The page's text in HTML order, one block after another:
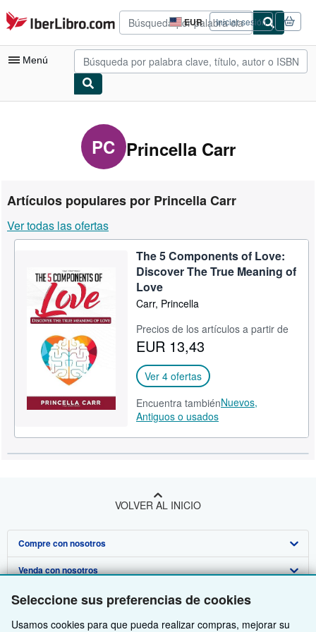
Seleccione sus preferencias de cookies
Usamos cookies para que pueda realizar compras, mejorar su
Pasar al contenido principal
IberLibro.com EUR
Preferencias
de
compra
del
Iniciar sesión
Menú
Consultar mis pedidos
Búsqueda avanzada
Libros antiguos
Arte y coleccionismo
Comenzar a vender
Ayuda
CERRAR
PC Princella Carr
Artículos populares por Princella Carr
Ver todas las ofertas
The 5 Components of Love:
Discover The True Meaning of
Love
Carr, Princella
Precios de los artículos a partir de
EUR 13,43
Ver 4 ofertas
Encuentra tambiénNuevos,
Antiguos o usados
VOLVER AL INICIO
Compre con nosotros
Búsqueda avanzada
Colecciones
Mi cuenta
Venda con nosotros
Comenzar a vender
Únase a nuestro programa de afiliados
Sobre nosotros
Sobre IberLibro
Obtener Ayuda